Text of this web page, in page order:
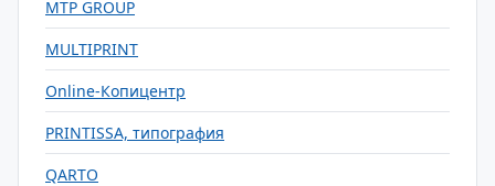
MTP GROUP
MULTIPRINT
Online-Копицентр
PRINTISSA, типография
QARTO